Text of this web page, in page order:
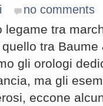
no comments
legame tra
tra
gli orologi
ma gli
eccone